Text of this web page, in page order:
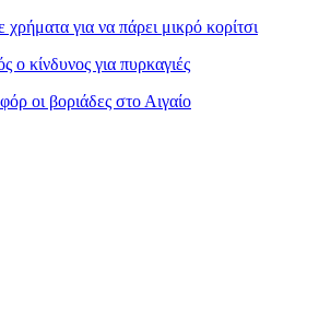
για να πάρει μικρό κορίτσι
κίνδυνος για πυρκαγιές
οι βοριάδες στο Αιγαίο